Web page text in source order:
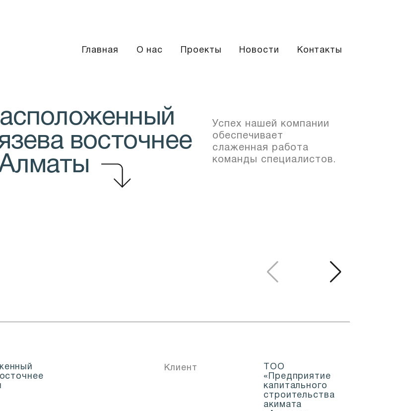
Главная О нас Проекты Новости Контакты
восточнее
Успех нашей компании
обеспечивает
слаженная работа
команды специали­стов.
Клиент
ТОО
«Предприятие
капитального
строительства
акимата